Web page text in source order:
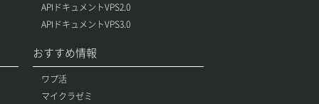
APIドキュメントVPS2.0
APIドキュメントVPS3.0
おすすめ情報
ワプ活
マイクラゼミ